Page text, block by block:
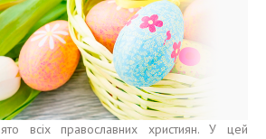
всіх православних християн. У цей